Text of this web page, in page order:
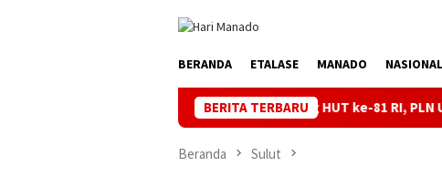
BERANDA ETALASE MANADO NASIONAL
BERITA TERBARU
Jaga Listrik Andal Jelang HUT ke-81 RI, PLN UP3 Tahuna
Beranda Sulut